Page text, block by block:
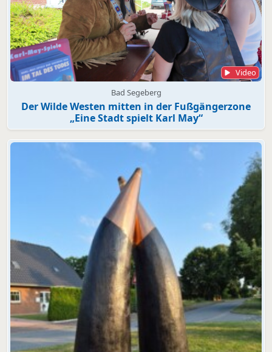
Video
Bad Segeberg
Der Wilde Westen mitten in der Fußgängerzone
„Eine Stadt spielt Karl May“